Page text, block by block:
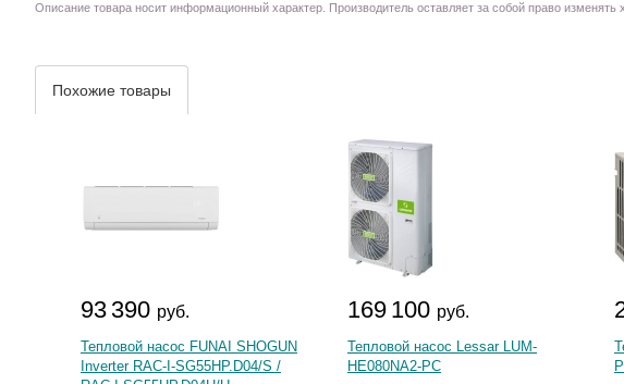
Описание товара носит информационный характер. Производитель оставляет за собой право
Похожие товары
93 390 руб.
Тепловой насос FUNAI SHOGUN
Inverter RAC-I-SG55HP.D04/S /
169 100 руб.
Тепловой насос Lessar LUM-
HE080NA2-PC